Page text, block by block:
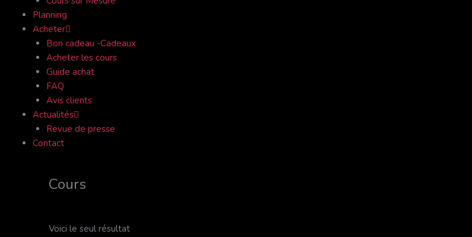
Planning
Acheter
Bon cadeau -Cadeaux
Acheter les cours
Guide achat
FAQ
Avis clients
Actualités
Revue de presse
Contact
Cours
Voici le seul résultat